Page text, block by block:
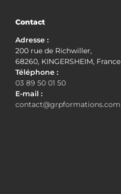
Contact
Adresse :
200 rue de Richwiller,
68260, KINGERSHEIM, France
Téléphone :
03 89 50 01 50
E-mail :
contact@grpformations.com